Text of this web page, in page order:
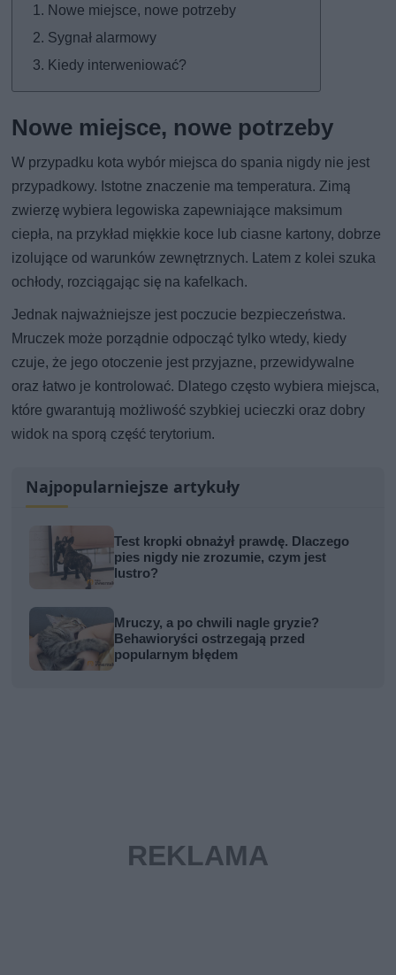
Nowe miejsce, nowe potrzeby
Sygnał alarmowy
Kiedy interweniować?
Nowe miejsce, nowe potrzeby
W przypadku kota wybór miejsca do spania nigdy nie jest
przypadkowy. Istotne znaczenie ma temperatura. Zimą
zwierzę wybiera legowiska zapewniające maksimum
ciepła, na przykład miękkie koce lub ciasne kartony, dobrze
izolujące od warunków zewnętrznych. Latem z kolei szuka
ochłody, rozciągając się na kafelkach.
Jednak najważniejsze jest poczucie bezpieczeństwa.
Mruczek może porządnie odpocząć tylko wtedy, kiedy
czuje, że jego otoczenie jest przyjazne, przewidywalne
oraz łatwo je kontrolować. Dlatego często wybiera miejsca,
które gwarantują możliwość szybkiej ucieczki oraz dobry
widok na sporą część terytorium.
Najpopularniejsze artykuły
Test kropki obnażył prawdę. Dlaczego
pies nigdy nie zrozumie, czym jest
lustro?
Mruczy, a po chwili nagle gryzie?
Behawioryści ostrzegają przed
popularnym błędem